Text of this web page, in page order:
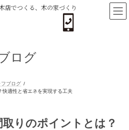
店でつくる、木の家づくり
ログ
りのポイントとは？